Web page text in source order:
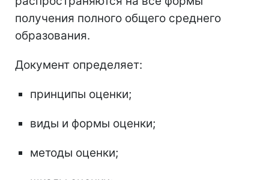
получения полного общего среднего
образования.
Документ определяет:
принципы оценки;
виды и формы оценки;
методы оценки;